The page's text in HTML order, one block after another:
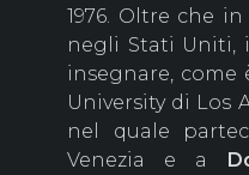
1976. Oltre che
negli Stati Uniti,
insegnare, come
University di Los
nel quale
Venezia e a